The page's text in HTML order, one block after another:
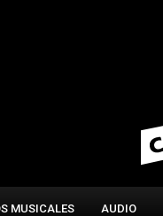
MUSICALES AUDIO